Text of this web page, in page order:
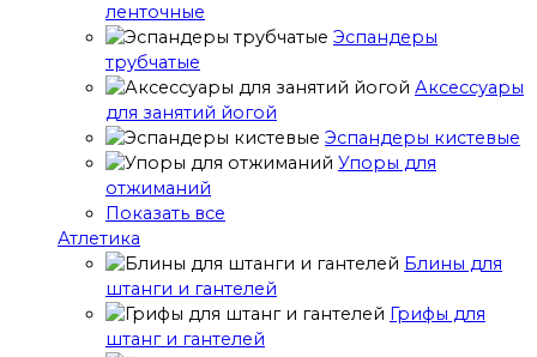
ленточные
Эспандеры
трубчатые
Аксессуары
для занятий йогой
Эспандеры кистевые
Упоры для
отжиманий
Показать все
Атлетика
Блины для
штанги и гантелей
Грифы для
штанг и гантелей